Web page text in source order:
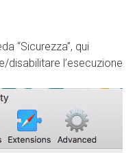
“Sicurezza”, qui
l’esecuzione